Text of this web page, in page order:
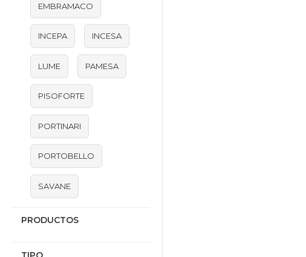
EMBRAMACO
INCEPA INCESA
LUME PAMESA
PISOFORTE
PORTINARI
PORTOBELLO
SAVANE
PRODUCTOS